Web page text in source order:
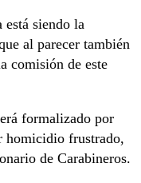
siendo la
al parecer también
comisión de este
formalizado por
homicidio frustrado,
de Carabineros.